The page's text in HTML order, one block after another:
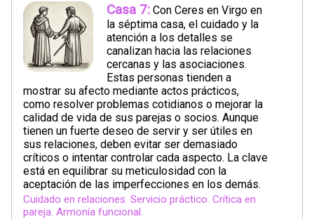
Casa 7: Con Ceres en Virgo en
la séptima casa, el cuidado y la
atención a los detalles se
canalizan hacia las relaciones
cercanas y las asociaciones.
Estas personas tienden a
mostrar su afecto mediante actos prácticos,
como resolver problemas cotidianos o mejorar la
calidad de vida de sus parejas o socios. Aunque
tienen un fuerte deseo de servir y ser útiles en
sus relaciones, deben evitar ser demasiado
críticos o intentar controlar cada aspecto. La clave
está en equilibrar su meticulosidad con la
aceptación de las imperfecciones en los demás.
Cuidado en relaciones. Servicio práctico. Crítica en
pareja. Armonía funcional.